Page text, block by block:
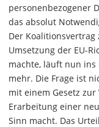
personenbezogener
das absolut
Der Koalitionsvertrag
Umsetzung der EU-
machte, läuft nun
mehr. Die Frage ist
mit einem Gesetz
Erarbeitung einer
Sinn macht. Das